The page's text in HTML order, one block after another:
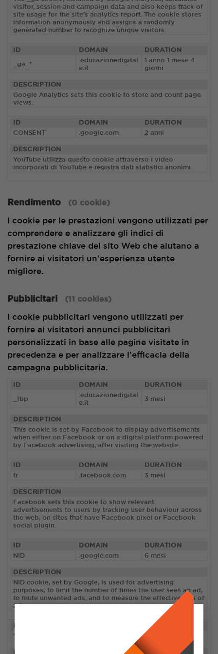
visitor, session and campaign data and also keeps track of
site usage for the site's analytics report. The cookie stores
information anonymously and assigns a randomly
generated number to recognize unique visitors.
ID DOMAIN DURATION
_ga_*
.educazionedigital
e.it
1 anno 1 mese 4
giorni
DESCRIPTION
Google Analytics sets this cookie to store and count page
views.
ID DOMAIN
DURATION
CONSENT
.google.com 2 anni
DESCRIPTION
YouTube utilizza questo cookie attraverso i video
incorporati di YouTube e registra dati statistici anonimi.
Rendimento (0 cookie)
I cookie per le prestazioni vengono utilizzati per
comprendere e analizzare gli indici di
prestazione chiave del sito Web che aiutano a
fornire ai visitatori un'esperienza utente
migliore.
Pubblicitari (11 cookies)
I cookie pubblicitari vengono utilizzati per
fornire ai visitatori annunci pubblicitari
personalizzati in base alle pagine visitate in
precedenza e per analizzare l'efficacia della
campagna pubblicitaria.
ID DOMAIN DURATION
_fbp
.educazionedigital
e.it
3 mesi
DESCRIPTION
This cookie is set by Facebook to display advertisements
when either on Facebook or on a digital platform powered
by Facebook advertising, after visiting the website.
ID DOMAIN
DURATION
fr
.facebook.com 3 mesi
DESCRIPTION
Facebook sets this cookie to show relevant
advertisements to users by tracking user behaviour across
the web, on sites that have Facebook pixel or Facebook
social plugin.
ID DOMAIN
DURATION
NID
.google.com 6 mesi
DESCRIPTION
NID cookie, set by Google, is used for advertising
purposes; to limit the number of times the user sees an ad,
to mute unwanted ads, and to measure the effectiveness of
ads.
ID
DURATION
YSC
DESCRIPTION